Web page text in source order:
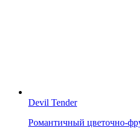
Devil Tender
Романтичный цветочно-